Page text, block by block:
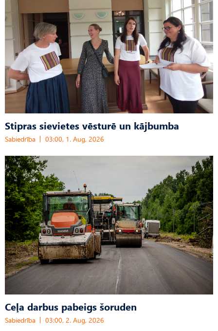
Stipras sievietes vēsturē un kājbumba
Sabiedrība 03:00, 1. Aug, 2026
Ceļa darbus pabeigs šoruden
Sabiedrība 03:00, 2. Aug, 2026